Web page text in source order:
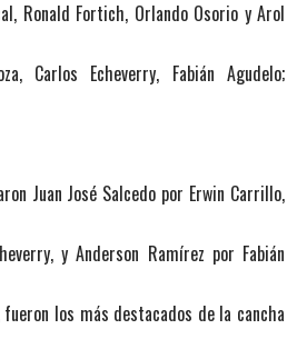
Ronald Fortich, Orlando Osorio y Arol
Carlos Echeverry, Fabián Agudelo;
Juan José Salcedo por Erwin Carrillo,
y Anderson Ramírez por Fabián
fueron los más destacados de la cancha